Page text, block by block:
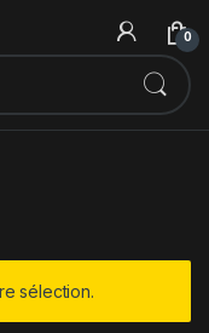
0
sélection.